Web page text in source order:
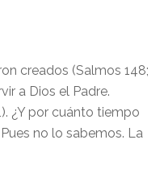
creados (Salmos 148;
a Dios el Padre.
). ¿Y por cuánto tiempo
no lo sabemos. La